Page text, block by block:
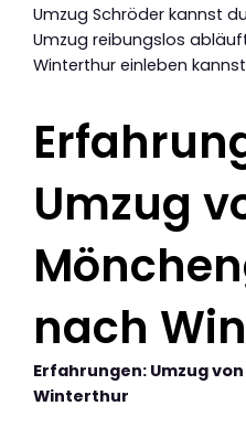
Umzug Schröder kannst
Umzug reibungslos
Winterthur einleben
Umzug
nach
Erfahrungen: Umzug
Winterthur